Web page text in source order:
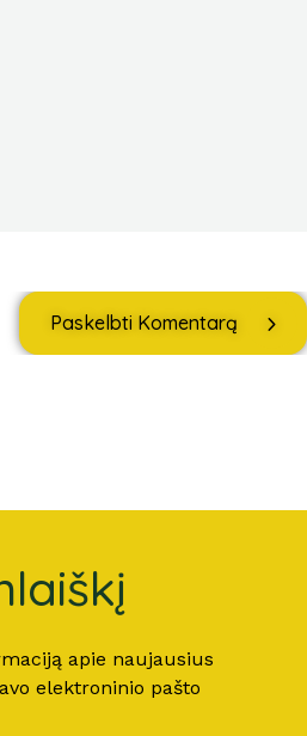
Paskelbti Komentarą
apie naujausius
elektroninio pašto